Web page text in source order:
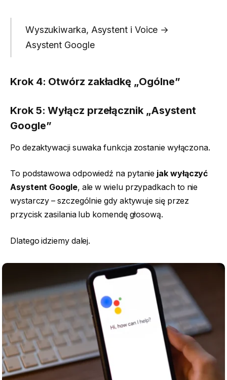
Wyszukiwarka, Asystent i Voice →
Asystent Google
Krok 4: Otwórz zakładkę „Ogólne”
Krok 5: Wyłącz przełącznik „Asystent
Google”
Po dezaktywacji suwaka funkcja zostanie wyłączona.
To podstawowa odpowiedź na pytanie jak wyłączyć
Asystent Google, ale w wielu przypadkach to nie
wystarczy – szczególnie gdy aktywuje się przez
przycisk zasilania lub komendę głosową.
Dlatego idziemy dalej.